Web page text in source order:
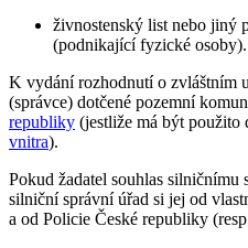
živnostenský list nebo jiný
(podnikající fyzické osoby).
K vydání rozhodnutí o zvláštním
(správce) dotčené pozemní
republiky (jestliže má být použito
vnitra).
Pokud žadatel souhlas silničnímu
silniční správní úřad si jej od
a od Policie České republiky